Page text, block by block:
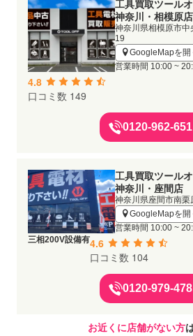
工具買取ツール
神奈川・相模原店
神奈川県相模原市
19
GoogleMapを開
営業時間 10:00 ~
4.8
口コミ数 149
0120-962-651
工具買取ツール
神奈川・座間店
神奈川県座間市南栗
GoogleMapを開
営業時間 10:00 ~
三相200V設備有4.6
口コミ数 104
0120-979-478
お近くに店舗がない方